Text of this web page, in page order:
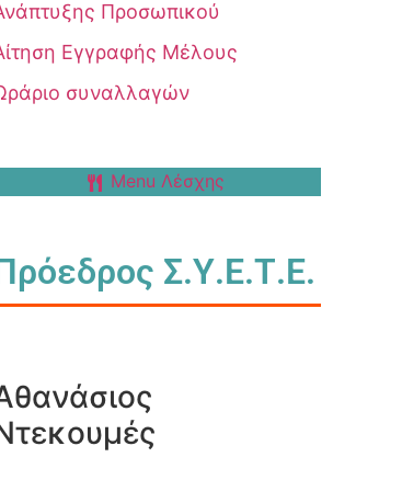
Προσωπικού
Εγγραφής Μέλους
συναλλαγών
Menu Λέσχης
Σ.Υ.Ε.Τ.Ε.